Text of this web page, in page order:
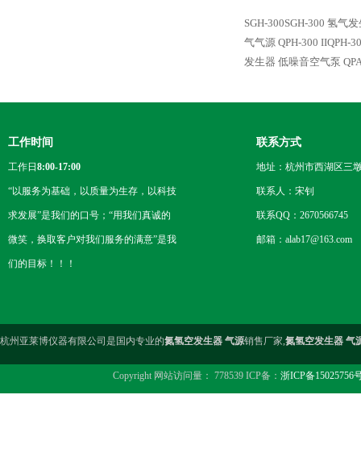
SGH-300SGH-300 氢气
气气源 QPH-300 IIQPH-
发生器 低噪音空气泵
工作时间
工作日 8:00-17:00
“以服务为基础，以质量为生存，以科技
求发展”是我们的口号；“用我们真诚的
微笑，换取客户对我们服务的满意”是我
们的目标！！！
联系方式
地址：杭州市西湖区三
联系人：宋钊
联系QQ：2670566745
邮箱：alab17@163.com
杭州亚莱博仪器有限公司是国内专业的氮氢空发生器 气源销售厂家,氮氢空发生器 气
Copyright 网站访问量： 778539 ICP备： 浙ICP备15025756